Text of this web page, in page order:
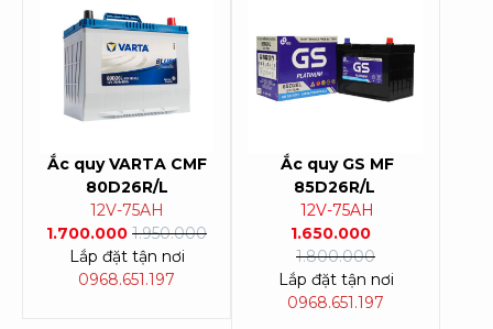
Ắc quy VARTA CMF
80D26R/L
12V-75AH
1.700.000 1.950.000
Lắp đặt tận nơi
0968.651.197
Ắc quy GS MF
85D26R/L
12V-75AH
1.650.000
1.800.000
Lắp đặt tận nơi
0968.651.197